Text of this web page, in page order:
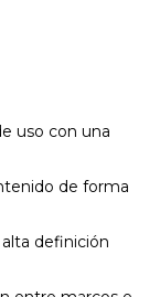
uso con una
de forma
definición